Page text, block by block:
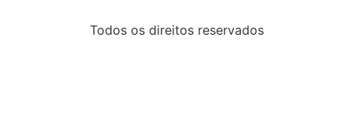
Todos os direitos reservados